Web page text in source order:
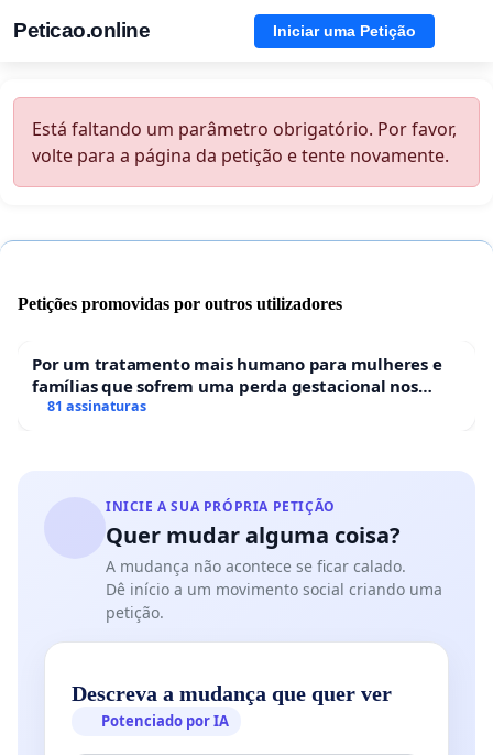
Peticao.online Iniciar uma Petição
Está faltando um parâmetro obrigatório. Por favor,
volte para a página da petição e tente novamente.
Petições promovidas por outros utilizadores
Por um tratamento mais humano para mulheres e
famílias que sofrem uma perda gestacional nos
hospitais portugueses
81 assinaturas
INICIE A SUA PRÓPRIA PETIÇÃO
Quer mudar alguma coisa?
A mudança não acontece se ficar calado.
Dê início a um movimento social criando uma
petição.
Descreva a mudança que quer ver
Potenciado por IA